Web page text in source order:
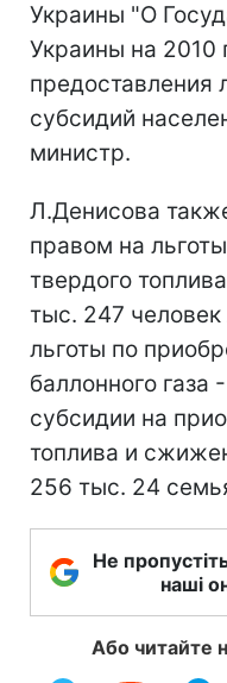
Украины "О
Украины на 2010
предоставления
субсидий
министр.
Л.Денисова
правом на
твердого
тыс. 247 человек
льготы по
баллонного газа
субсидии на
топлива и
256 тыс. 24
Не
наші
Або читайте